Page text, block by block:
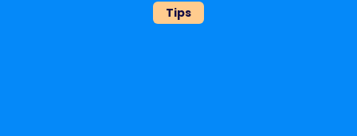
Tips